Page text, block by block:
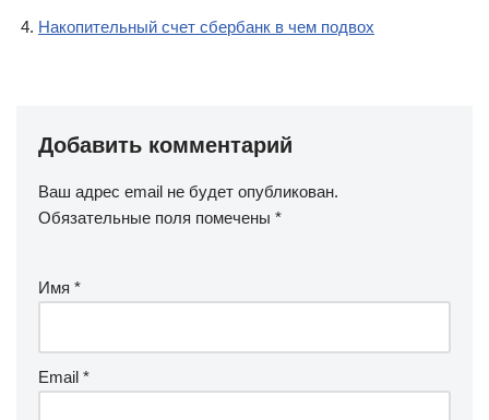
Накопительный счет сбербанк в чем подвох
Добавить комментарий
Ваш адрес email не будет опубликован.
Обязательные поля помечены *
Имя *
Email *